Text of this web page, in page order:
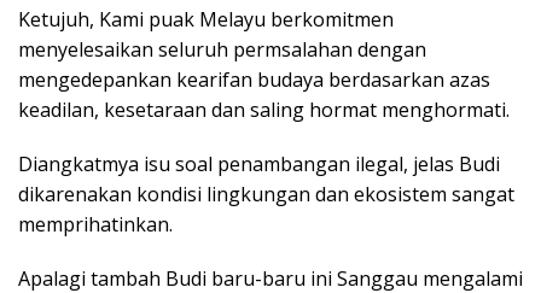
Ketujuh, Kami puak Melayu berkomitmen
menyelesaikan seluruh permsalahan dengan
mengedepankan kearifan budaya berdasarkan azas
keadilan, kesetaraan dan saling hormat menghormati.
Diangkatmya isu soal penambangan ilegal, jelas Budi
dikarenakan kondisi lingkungan dan ekosistem sangat
memprihatinkan.
Apalagi tambah Budi baru-baru ini Sanggau mengalami